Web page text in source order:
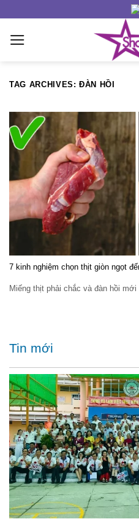
content
TAG ARCHIVES:ĐÀN HỒI
7 kinh nghiệm chọn thịt giòn ngọt
Miếng thịt phải chắc và đàn hồi
Tin mới